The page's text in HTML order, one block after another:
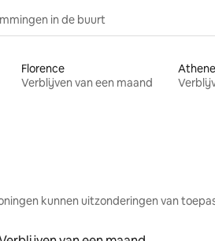
in de buurt
Florence
Verblijven van een maand
Athene
kunnen uitzonderingen van